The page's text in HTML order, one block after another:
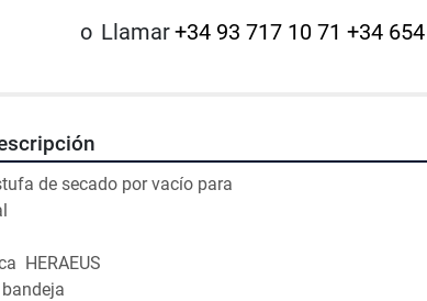
o Llamar+34 93 717 10 71 +34
de secado por vacío para
HERAEUS
bandeja